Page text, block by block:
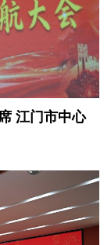
江门市中心